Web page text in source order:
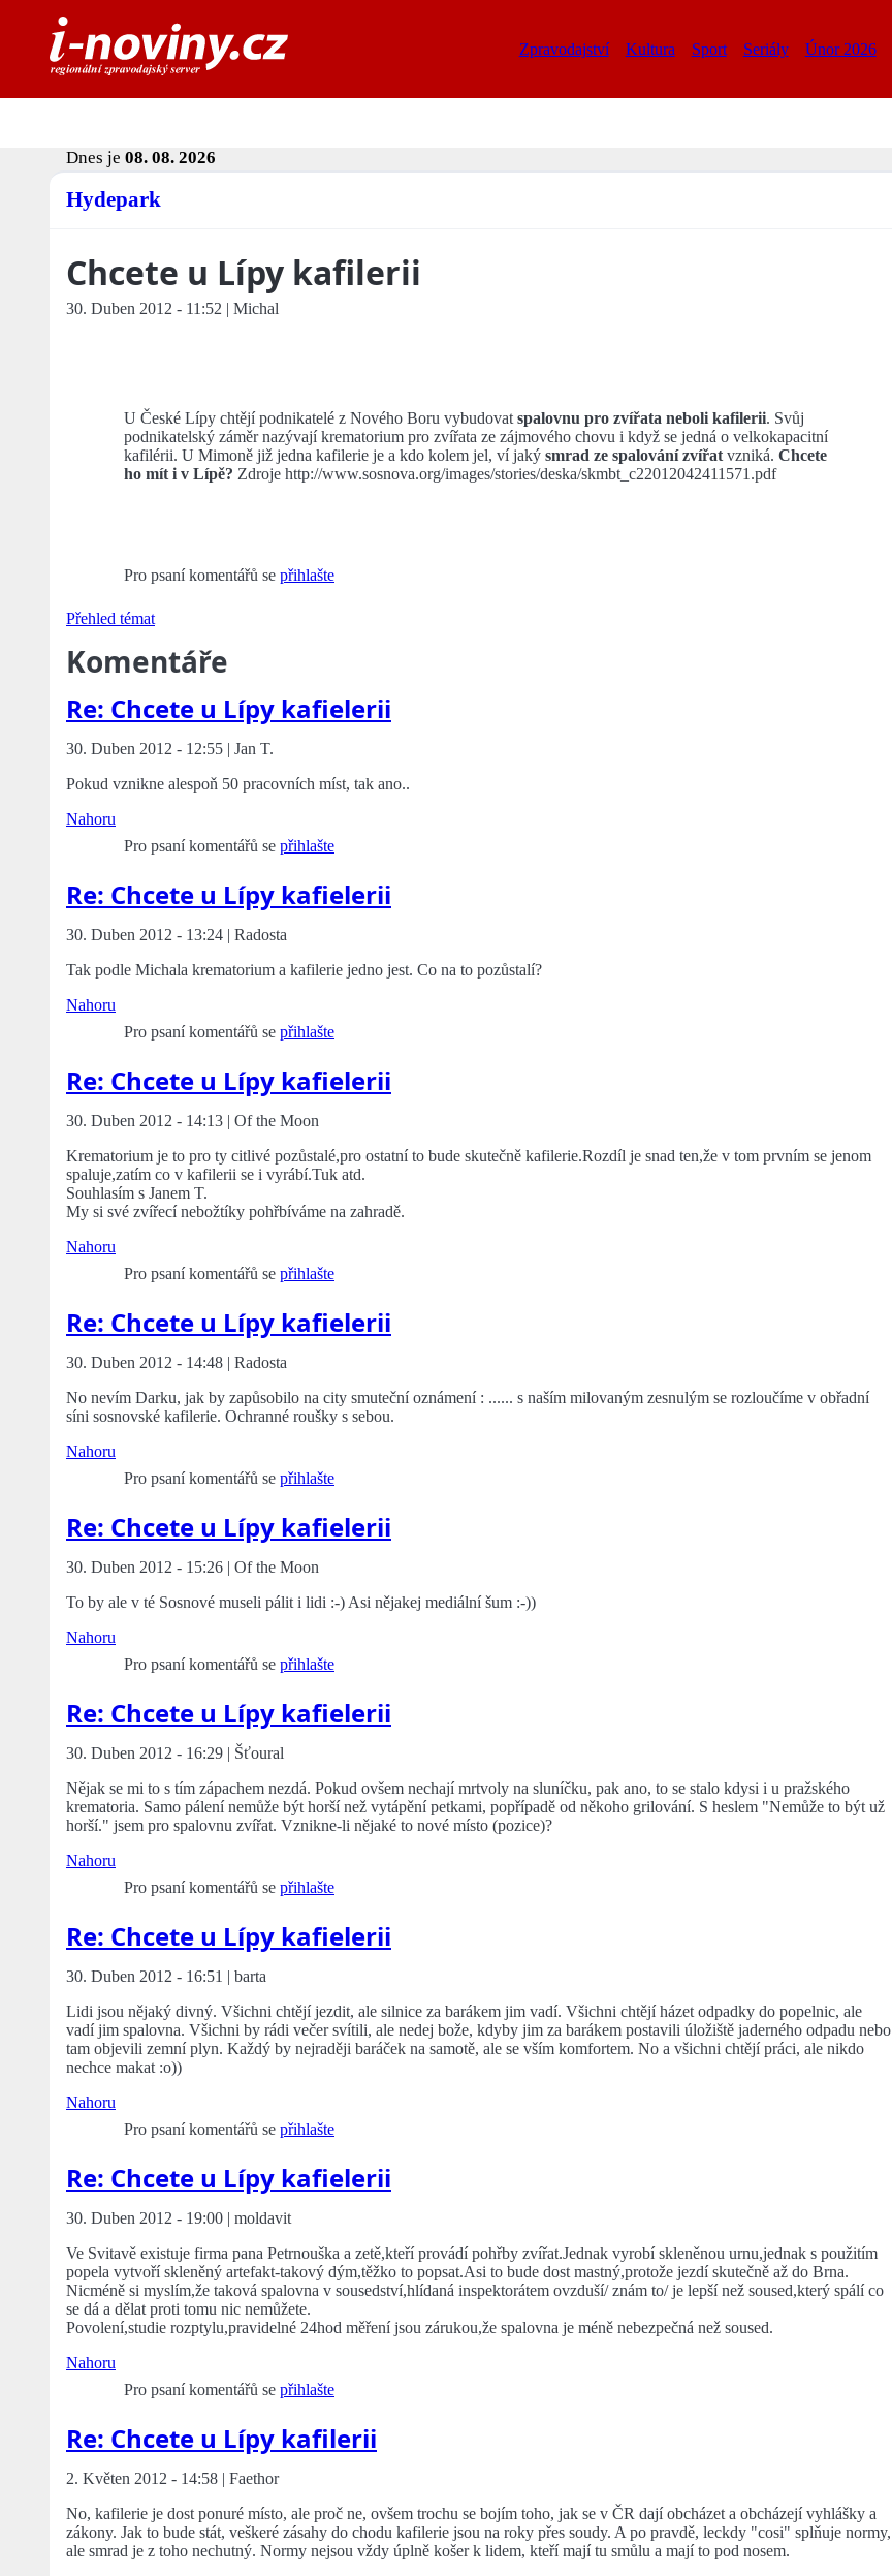
Zpravodajství Kultura Sport Seriály Únor 2026
Dnes je 08. 08. 2026
Hydepark
Chcete u Lípy kafilerii
30. Duben 2012 - 11:52 | Michal
U České Lípy chtějí podnikatelé z Nového Boru vybudovatspalovnu pro zvířata neboli kafilerii. Svůj
podnikatelský záměr nazývají krematorium pro zvířata ze zájmového chovu i když se jedná o velkokapacitní
kafilérii. U Mimoně již jedna kafilerie je a kdo kolem jel, ví jaký smrad ze spalování zvířatvzniká. Chcete
ho mít i v Lípě? Zdroje http://www.sosnova.org/images/stories/deska/skmbt_c22012042411571.pdf
Pro psaní komentářů se přihlašte
Přehled témat
Komentáře
Re: Chcete u Lípy kafielerii
30. Duben 2012 - 12:55 | Jan T.
Pokud vznikne alespoň 50 pracovních míst, tak ano..
Nahoru
Pro psaní komentářů se přihlašte
Re: Chcete u Lípy kafielerii
30. Duben 2012 - 13:24 | Radosta
Tak podle Michala krematorium a kafilerie jedno jest. Co na to pozůstalí?
Nahoru
Pro psaní komentářů se přihlašte
Re: Chcete u Lípy kafielerii
30. Duben 2012 - 14:13 | Of the Moon
Krematorium je to pro ty citlivé pozůstalé,pro ostatní to bude skutečně kafilerie.Rozdíl je snad ten,že v tom prvním se jenom
spaluje,zatím co v kafilerii se i vyrábí.Tuk atd.
Souhlasím s Janem T.
My si své zvířecí nebožtíky pohřbíváme na zahradě.
Nahoru
Pro psaní komentářů se přihlašte
Re: Chcete u Lípy kafielerii
30. Duben 2012 - 14:48 | Radosta
No nevím Darku, jak by zapůsobilo na city smuteční oznámení : ...... s naším milovaným zesnulým se rozloučíme v obřadní
síni sosnovské kafilerie. Ochranné roušky s sebou.
Nahoru
Pro psaní komentářů se přihlašte
Re: Chcete u Lípy kafielerii
30. Duben 2012 - 15:26 | Of the Moon
To by ale v té Sosnové museli pálit i lidi :-) Asi nějakej mediální šum :-))
Nahoru
Pro psaní komentářů se přihlašte
Re: Chcete u Lípy kafielerii
30. Duben 2012 - 16:29 | Šťoural
Nějak se mi to s tím zápachem nezdá. Pokud ovšem nechají mrtvoly na sluníčku, pak ano, to se stalo kdysi i u pražského
krematoria. Samo pálení nemůže být horší než vytápění petkami, popřípadě od někoho grilování. S heslem "Nemůže to být už
horší." jsem pro spalovnu zvířat. Vznikne-li nějaké to nové místo (pozice)?
Nahoru
Pro psaní komentářů se přihlašte
Re: Chcete u Lípy kafielerii
30. Duben 2012 - 16:51 | barta
Lidi jsou nějaký divný. Všichni chtějí jezdit, ale silnice za barákem jim vadí. Všichni chtějí házet odpadky do popelnic, ale
vadí jim spalovna. Všichni by rádi večer svítili, ale nedej bože, kdyby jim za barákem postavili úložiště jaderného odpadu nebo
tam objevili zemní plyn. Každý by nejraději baráček na samotě, ale se vším komfortem. No a všichni chtějí práci, ale nikdo
nechce makat :o))
Nahoru
Pro psaní komentářů se přihlašte
Re: Chcete u Lípy kafielerii
30. Duben 2012 - 19:00 | moldavit
Ve Svitavě existuje firma pana Petrnouška a zetě,kteří provádí pohřby zvířat.Jednak vyrobí skleněnou urnu,jednak s použitím
popela vytvoří skleněný artefakt-takový dým,těžko to popsat.Asi to bude dost mastný,protože jezdí skutečně až do Brna.
Nicméně si myslím,že taková spalovna v sousedství,hlídaná inspektorátem ovzduší/ znám to/ je lepší než soused,který spálí co
se dá a dělat proti tomu nic nemůžete.
Povolení,studie rozptylu,pravidelné 24hod měření jsou zárukou,že spalovna je méně nebezpečná než soused.
Nahoru
Pro psaní komentářů se přihlašte
Re: Chcete u Lípy kafilerii
2. Květen 2012 - 14:58 | Faethor
No, kafilerie je dost ponuré místo, ale proč ne, ovšem trochu se bojím toho, jak se v ČR dají obcházet a obcházejí vyhlášky a
zákony. Jak to bude stát, veškeré zásahy do chodu kafilerie jsou na roky přes soudy. A po pravdě, leckdy "cosi" splňuje normy,
ale smrad je z toho nechutný. Normy nejsou vždy úplně košer k lidem, kteří mají tu smůlu a mají to pod nosem.